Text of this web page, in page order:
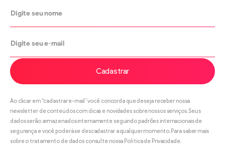
Cadastrar
Ao clicar em “cadastrar e-mail” você concorda que deseja receber nossa
newsletter de conteúdos com dicas e novidades sobre nossos serviços. Seus
dados serão armazenados internamente seguindo padrões internacionais de
segurança e você poderá se descadastrar a qualquer momento. Para saber mais
sobre o tratamento de dados consulte nossa Política de Privacidade.